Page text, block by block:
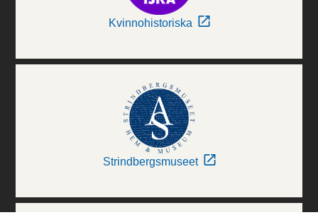
Kvinnohistoriska
Strindbergsmuseet